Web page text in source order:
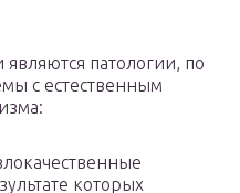
патологии, по
с естественным
которых